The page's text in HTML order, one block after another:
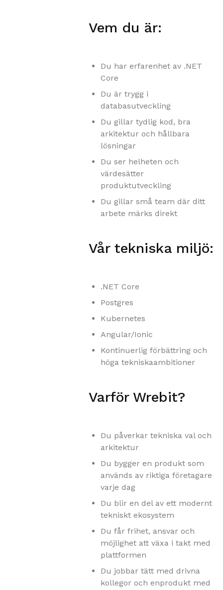
Vem du är:
Du har erfarenhet av .NET
Core
Du är trygg i
databasutveckling
Du gillar tydlig kod, bra
arkitektur och hållbara
lösningar
Du ser helheten och
värdesätter
produktutveckling
Du gillar små team där ditt
arbete märks direkt
Vår tekniska miljö:
.NET Core
Postgres
Kubernetes
Angular/Ionic
Kontinuerlig förbättring och
höga tekniskaambitioner
Varför Wrebit?
Du påverkar tekniska val och
arkitektur
Du bygger en produkt som
används av riktiga företagare
varje dag
Du blir en del av ett modernt
tekniskt ekosystem
Du får frihet, ansvar och
möjlighet att växa i takt med
plattformen
Du jobbar tätt med drivna
kollegor och enprodukt med